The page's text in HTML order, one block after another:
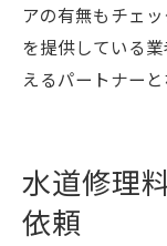
アの有無もチェ
を提供している
えるパートナーと
水道修理
依頼